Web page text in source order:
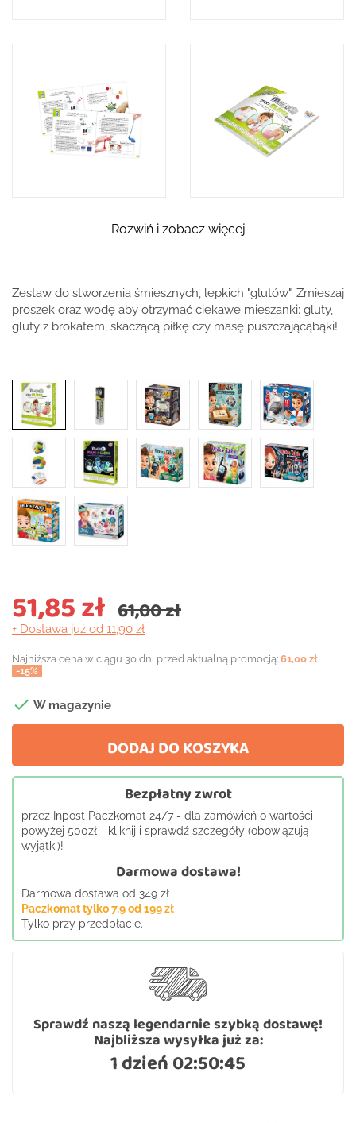
Rozwiń i zobacz więcej
Zestaw do stworzenia śmiesznych, lepkich "glutów". Zmieszaj
proszek oraz wodę aby otrzymać ciekawe mieszanki: gluty,
gluty z brokatem, skaczącą piłkę czy masę puszczającąbąki!
61,00 zł
51,85 zł
+ Dostawa już od 11,90 zł
Najniższa cena w ciągu 30 dni przed aktualną promocją: 61,00 zł
-15%
 W magazynie
DODAJ DO KOSZYKA
Bezpłatny zwrot
przez Inpost Paczkomat 24/7 - dla zamówień o wartości
powyżej 500zł - kliknij i sprawdź szczegóły (obowiązują
wyjątki)!
Darmowa dostawa!
Darmowa dostawa od 349 zł
Paczkomat tylko 7,9 od 199 zł
Tylko przy przedpłacie.
Sprawdź naszą legendarnie szybką dostawę!
Najbliższa wysyłka już za:
1 dzień 02:50:45